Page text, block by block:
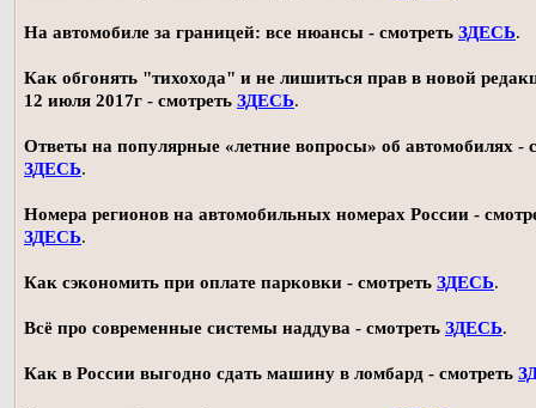
На автомобиле за границей: все нюансы - смотреть ЗДЕСЬ.
Как обгонять "тихохода" и не лишиться прав в новой
12 июля 2017г - смотреть ЗДЕСЬ.
Ответы на популярные «летние вопросы» об автомобилях -
ЗДЕСЬ.
Номера регионов на автомобильных номерах России -
ЗДЕСЬ.
Как сэкономить при оплате парковки - смотреть ЗДЕСЬ.
Всё про современные системы наддува - смотреть ЗДЕСЬ.
Как в России выгодно сдать машину в ломбард - смотреть